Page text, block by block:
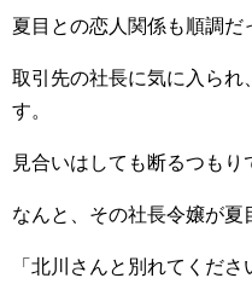
夏目との恋人関係も順調だ
取引先の社長に気に入られ
す。
見合いはしても断るつもり
なんと、その社長令嬢が夏
「北川さんと別れてくださ